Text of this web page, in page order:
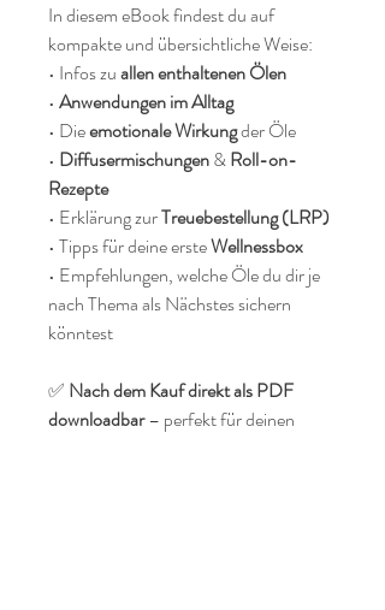
In diesem eBook findest du auf
kompakte und übersichtliche Weise:
• Infos zuallen enthaltenen Ölen
• Anwendungen im Alltag
• Dieemotionale Wirkungder Öle
• Diffusermischungen&Roll-on-
Rezepte
• Erklärung zurTreuebestellung (LRP)
• Tipps für deine ersteWellnessbox
• Empfehlungen, welche Öle du dir je
nach Thema als Nächstes sichern
könntest
✅ Nach dem Kauf direkt als PDF
downloadbar– perfekt für deinen